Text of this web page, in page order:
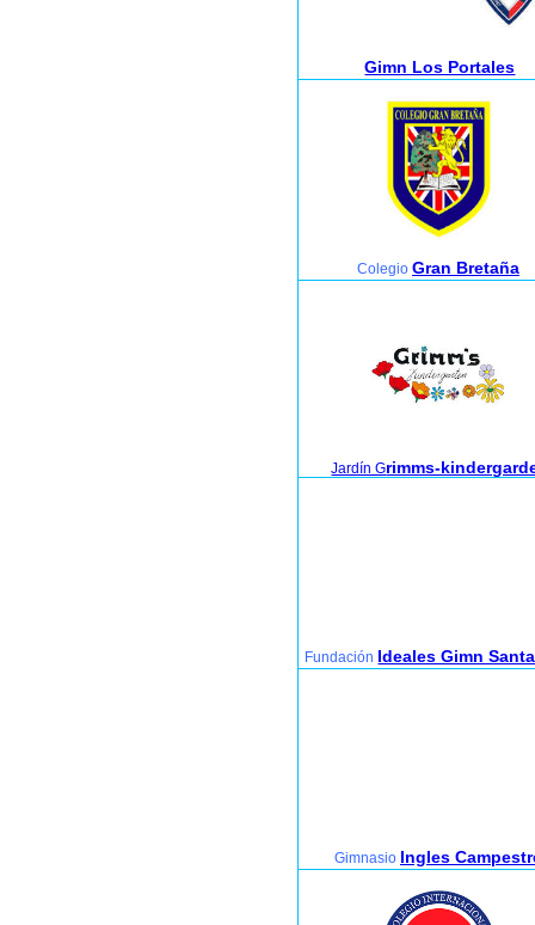
Gimn Los Portales
Colegio Gran Bretaña
Jardín Grimms-
Fundación Ideales Gimn
Gimnasio Ingles